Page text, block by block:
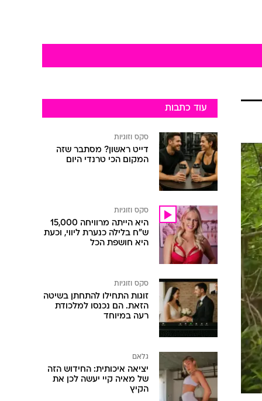
עוד כתבות
סקס וזוגיות
דייט ראשון? מסתבר שזה
המקום הכי טרנדי היום
סקס וזוגיות
היא הייתה מרוויחה 15,000
ש"ח בלילה כנערת ליווי, וכעת
היא חושפת הכל
סקס וזוגיות
זוגות התחילו להתחתן בשיטה
הזאת. הם נכנסו למלכודת
רעה במיוחד
גלאם
יציאה איכותית: החידוש הזה
של מאיה קיי יעשה לכן את
הקיץ